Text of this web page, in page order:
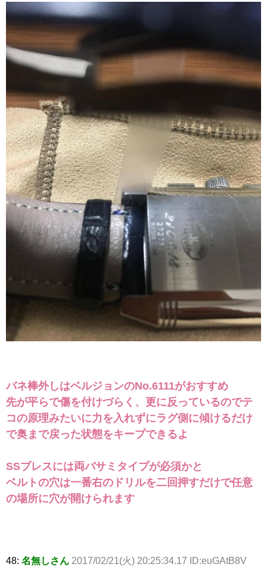
バネ棒外しはベルジョンのNo.6111がおすすめ
先が平らで傷を付けづらく、更に反っているのでテ
コの原理みたいに力を入れずにラグ側に傾けるだけ
で奥まで戻った状態をキープできるよ
SSブレスには両バサミタイプが必須かと
ベルトの穴は一番右のドリルを二回押すだけで任意
の場所に穴が開けられます
48: 名無しさん 2017/02/21(火) 20:25:34.17 ID:euGAtB8V